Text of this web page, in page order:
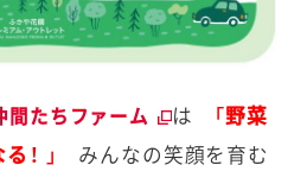
間たちファーム は
「野菜
！ 」
みんなの笑顔を育む